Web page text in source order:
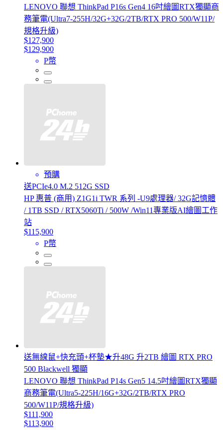
LENOVO 聯想 ThinkPad P16s Gen4 16吋繪圖RTX獨顯商
務筆電(Ultra7-255H/32G+32G/2TB/RTX PRO 500/W11P/
規格升級)
$127,900
$129,900
P幣
預購
送PCIe4.0 M.2 512G SSD
HP 惠普 (商用) Z1G1i TWR 系列 -U9處理器/ 32G記憶體
/ 1TB SSD / RTX5060Ti / 500W /Win11專業版AI繪圖工作
站
$115,900
P幣
送無線鼠+快充頭+杯墊★升48G 升2TB 繪圖 RTX PRO
500 Blackwell 獨顯
LENOVO 聯想 ThinkPad P14s Gen5 14.5吋繪圖RTX獨顯
商務筆電(Ultra5-225H/16G+32G/2TB/RTX PRO
500/W11P/規格升級)
$111,900
$113,900